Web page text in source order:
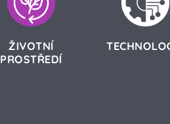
ŽIVOTNÍ
PROSTŘEDÍ